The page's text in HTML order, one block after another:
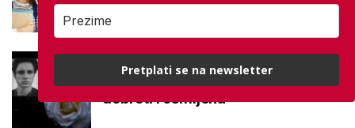
je učenik: 'Pamtit ćemo ga po
dobroti i osmijehu'
Pretplati se na newsletter